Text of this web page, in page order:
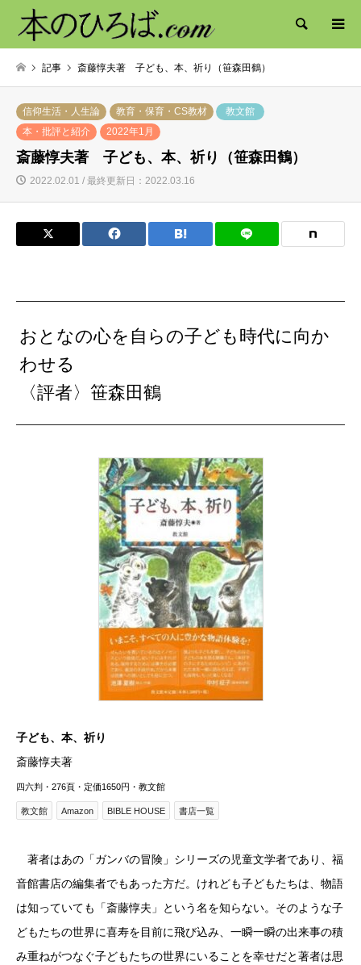
検索
記事 斎藤惇夫著 子ども、本、祈り（笹森田鶴）
信仰生活・人生論 教育・保育・CS教材
教文館
本・批評と紹介
2022年1月
斎藤惇夫著 子ども、本、祈り（笹森田鶴）
2022.02.01 / 最終更新日：2022.03.16
おとなの心を自らの子ども時代に向か
わせる
〈評者〉笹森田鶴
子ども、本、祈り
斎藤惇夫著
四六判・276頁・定価1650円・教文館
教文館 Amazon BIBLE HOUSE 書店一覧
著者はあの「ガンバの冒険」シリーズの児童文学者であり、福
音館書店の編集者でもあった方だ。けれども子どもたちは、物語
は知っていても「斎藤惇夫」という名を知らない。そのような子
どもたちの世界に喜寿を目前に飛び込み、一瞬一瞬の出来事の積
み重ねがつなぐ子どもたちの世界にいることを幸せだと著者は思